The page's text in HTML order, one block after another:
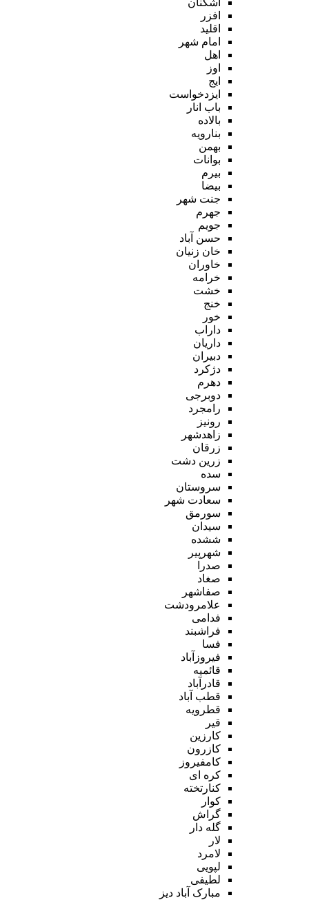
افزر
اقلید
امام شهر
اهل
اوز
ایج
ایزدخواست
باب انار
بالاده
بنارویه
بهمن
بوانات
بیرم
بیضا
جنت شهر
جهرم
جویم
حسن آباد
خان زنیان
خاوران
خرامه
خشت
خنج
خور
داراب
داریان
دبیران
دژکرد
دهرم
دوبرجی
رامجرد
رونیز
زاهدشهر
زرقان
زرین دشت
سده
سروستان
سعادت شهر
سورمق
سیدان
ششده
شهرپیر
صدرا
صغاد
صفاشهر
علامرودشت
فدامی
فراشبند
فسا
فیروزآباد
قائمیه
قادرآباد
قطب آباد
قطرویه
قیر
کارزین
کازرون
کامفیروز
کره ای
کنارتخته
کوار
گراش
گله دار
لار
لامرد
لپویی
لطیفی
مبارک آباد دیز